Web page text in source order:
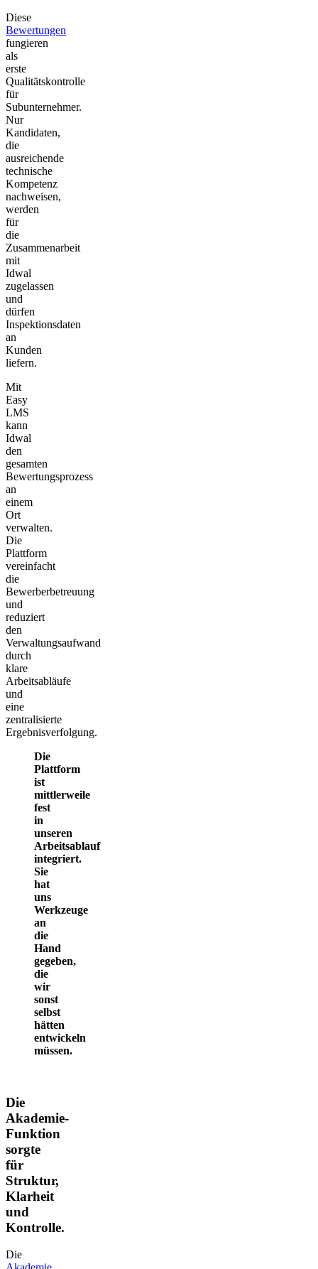
Diese
Bewertungen
fungieren
als
erste
Qualitätskontrolle
für
Subunternehmer.
Nur
Kandidaten,
die
ausreichende
technische
Kompetenz
nachweisen,
werden
für
die
Zusammenarbeit
mit
Idwal
zugelassen
und
dürfen
Inspektionsdaten
an
Kunden
liefern.
Mit
Easy
LMS
kann
Idwal
den
gesamten
Bewertungsprozess
an
einem
Ort
verwalten.
Die
Plattform
vereinfacht
die
Bewerberbetreuung
und
reduziert
den
Verwaltungsaufwand
durch
klare
Arbeitsabläufe
und
eine
zentralisierte
Ergebnisverfolgung.
Die
Plattform
ist
mittlerweile
fest
in
unseren
Arbeitsablauf
integriert.
Sie
hat
uns
Werkzeuge
an
die
Hand
gegeben,
die
wir
sonst
selbst
hätten
entwickeln
müssen.
Die
Akademie-
Funktion
sorgte
für
Struktur,
Klarheit
und
Kontrolle.
Die